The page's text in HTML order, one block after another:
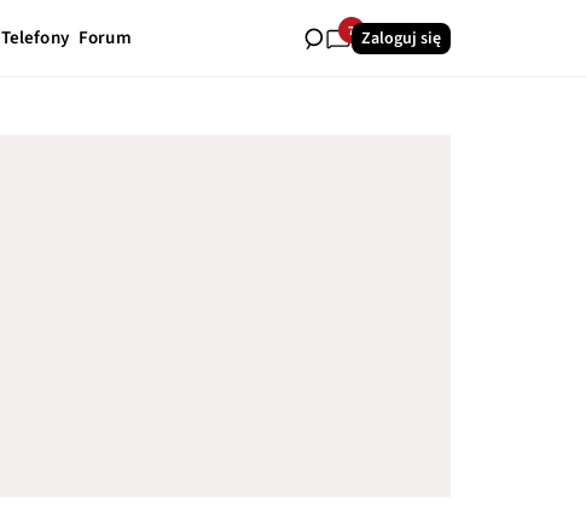
Telefony Forum 7 Zaloguj się